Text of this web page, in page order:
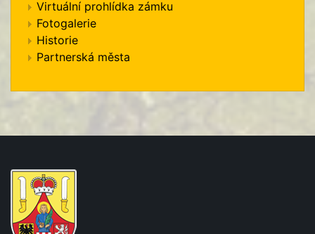
Virtuální prohlídka zámku
Fotogalerie
Historie
Partnerská města